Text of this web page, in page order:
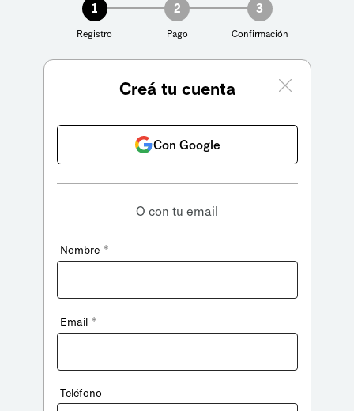
1
Registro
2
Pago
3
Confirmación
Creá tu cuenta
Con Google
O con tu email
Nombre *
Email *
Teléfono